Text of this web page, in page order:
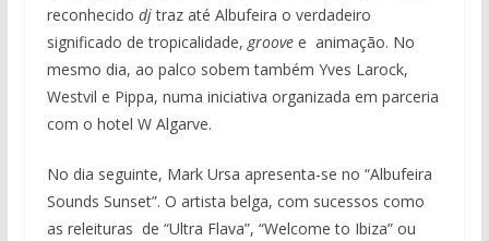
reconhecido djtraz até Albufeira o verdadeiro
significado de tropicalidade,groove e animação. No
mesmo dia, ao palco sobem também Yves Larock,
Westvil e Pippa, numa iniciativa organizada em parceria
com o hotel W Algarve.
No dia seguinte, Mark Ursa apresenta-se no “Albufeira
Sounds Sunset”. O artista belga, com sucessos como
as releituras de “Ultra Flava”, “Welcome to Ibiza” ou